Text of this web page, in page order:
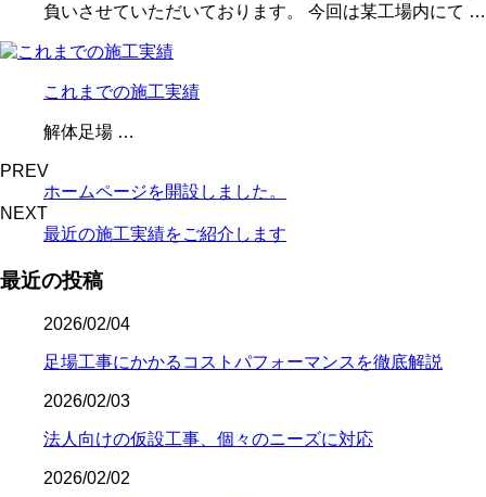
負いさせていただいております。 今回は某工場内にて …
これまでの施工実績
解体足場 …
PREV
ホームページを開設しました。
NEXT
最近の施工実績をご紹介します
最近の投稿
2026/02/04
足場工事にかかるコストパフォーマンスを徹底解説
2026/02/03
法人向けの仮設工事、個々のニーズに対応
2026/02/02